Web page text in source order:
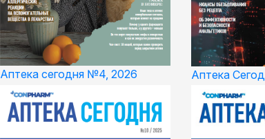
Аптека сегодня №4, 2026 Аптека